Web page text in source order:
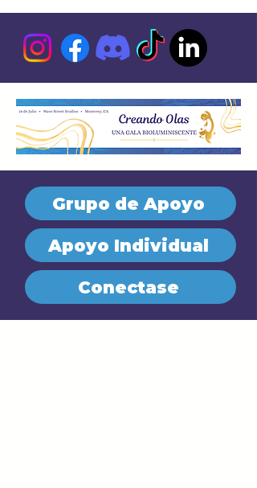
Grupo de Apoyo
Apoyo Individual
Conectase